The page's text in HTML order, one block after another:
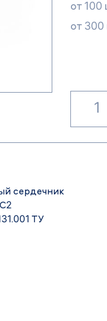
от 100
от 300
сердечник
ТУ